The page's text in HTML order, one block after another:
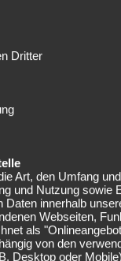
nach Gelsenkirchen.
vielversprechend, in
und in die zweite
bereitet sich in
Aufgabe vor. Doch
nun in direktem
und Fach zu
Gespräche mit den
so die „WAZ“
Dritter
Art, den Umfang
und Nutzung sowie
Daten innerhalb
Webseiten,
als
von den
Desktop oder